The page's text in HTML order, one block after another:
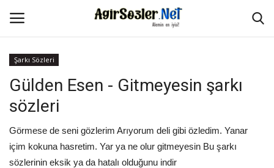
Anasayfa
İletişim
Şarkı Sözleri
Gülden Esen - Gitmeyesin şarkı
sözleri
Görmese de seni gözlerim Arıyorum deli gibi özledim. Yanar
içim kokuna hasretim. Yar ya ne olur gitmeyesin Bu şarkı
sözlerinin eksik ya da hatalı olduğunu indir